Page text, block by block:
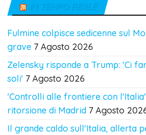
IN TEMPO REALE
Fulmine colpisce sedicenne sul
grave 7 Agosto 2026
Zelensky risponde a Trump: 'Ci
soli' 7 Agosto 2026
'Controlli alle frontiere con
ritorsione di Madrid 7 Agosto
Il grande caldo sull'Italia, allerta